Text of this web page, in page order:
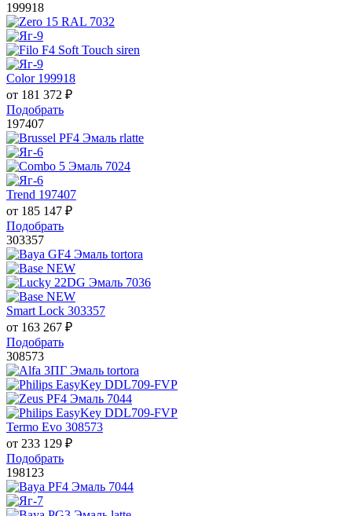
199918
Color 199918
от 181 372 ₽
Подобрать
197407
Trend 197407
от 185 147 ₽
Подобрать
303357
Smart Lock 303357
от 163 267 ₽
Подобрать
308573
Termo Evo 308573
от 233 129 ₽
Подобрать
198123